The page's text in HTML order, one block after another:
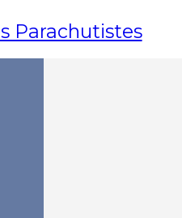
Parachutistes